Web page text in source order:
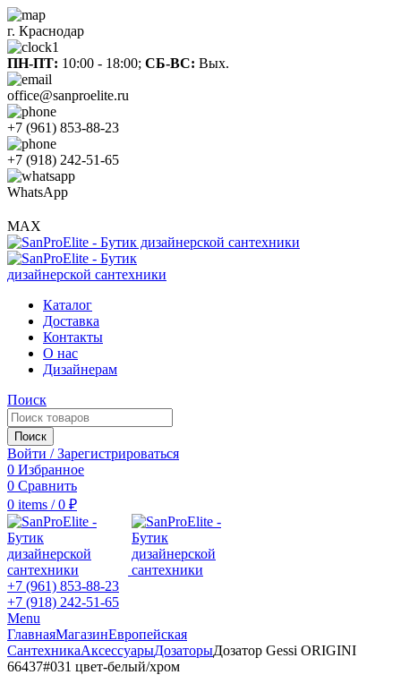
г. Краснодар
ПН-ПТ: 10:00 - 18:00; СБ-ВС: Вых.
office@sanproelite.ru
+7 (961) 853-88-23
+7 (918) 242-51-65
WhatsApp
MAX
Каталог
Доставка
Контакты
О нас
Дизайнерам
Поиск
Поиск
Войти / Зарегистрироваться
0 Избранное
0 Сравнить
0 items / 0 ₽
+7 (961) 853-88-23
+7 (918) 242-51-65
Menu
ГлавнаяМагазинЕвропейская
СантехникаАксессуарыДозаторыДозатор Gessi ORIGINI
66437#031 цвет-белый/хром